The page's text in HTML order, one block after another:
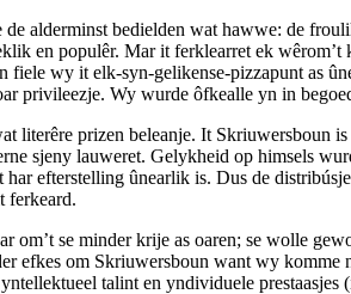
alderminst bediel­den wat hawwe: de
en populêr. Mar it ferklearret ek
fiele wy it elk-syn-gelikense-pizzapunt as
privileezje. Wy wurde ôfkealle yn in
literêre prizen beleanje. It Skriuwersboun
sjeny lauweret. Gelykheid op himsels
har efterstelling ûnearlik is. Dus de
ferkeard.
om’t se minder krije as oaren; se wolle
efkes om Skriuwersboun want wy komme
talint en yndividuele